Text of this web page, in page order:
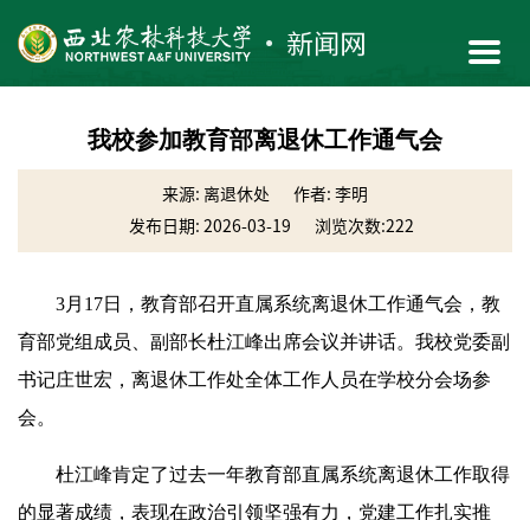
我校参加教育部离退休工作通气会
来源: 离退休处
作者: 李明
发布日期: 2026-03-19
浏览次数:222
3月17日，教育部召开直属系统离退休工作通气会，教
育部党组成员、副部长杜江峰出席会议并讲话。我校党委副
书记庄世宏，离退休工作处全体工作人员在学校分会场参
会。
杜江峰肯定了过去一年教育部直属系统离退休工作取得
的显著成绩，表现在政治引领坚强有力，党建工作扎实推